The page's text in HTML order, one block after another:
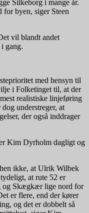
Silkeborg i mange år.
byen, siger Steen
vil blandt andet
gang.
med hensyn til
i Folketinget til, at der
realistiske linjeføring
understreger, at
der også inddrager
Kim Dyrholm dagligt og
ikke, at Ulrik Wilbek
at rute 52 er
og Skægkær lige nord for
er flere, end der kører
og det er dobbelt så